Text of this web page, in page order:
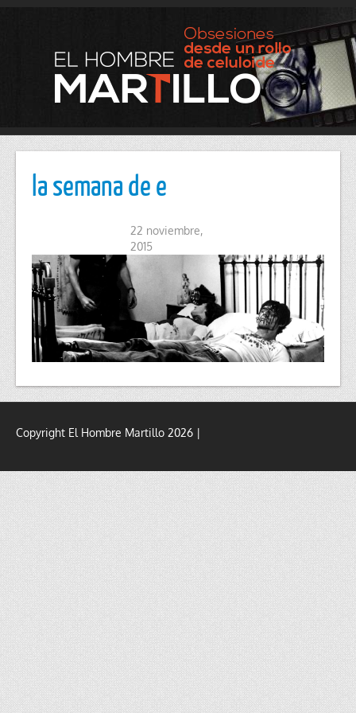
la semana de e
22 noviembre,
2015
Copyright El Hombre Martillo 2026 |